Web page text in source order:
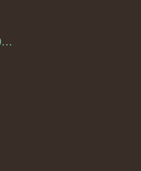
Lenie van Gelder (15-05-1970)